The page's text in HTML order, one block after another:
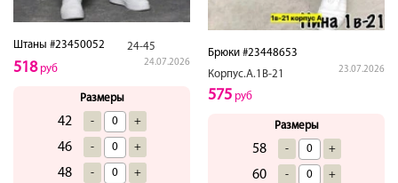
Штаны #23450052 24-45
24.07.2026
518руб
Размеры
42 - +
46 - +
48 - +
Брюки #23448653
Корпус.А.1В-21
23.07.2026
575 руб
Размеры
58 - +
60 - +